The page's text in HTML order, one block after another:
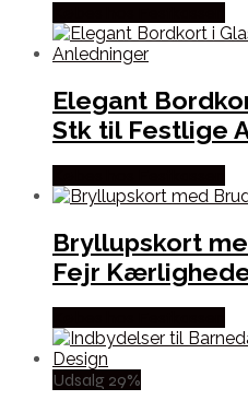
Elegant
Stk til Festlige
Bryllupskort
Fejr
Udsalg 29%